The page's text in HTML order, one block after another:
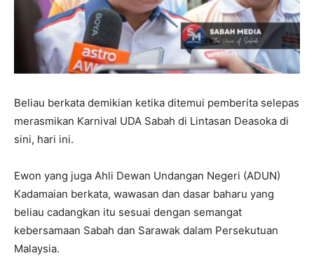
Beliau berkata demikian ketika ditemui pemberita selepas
merasmikan Karnival UDA Sabah di Lintasan Deasoka di
sini, hari ini.
Ewon yang juga Ahli Dewan Undangan Negeri (ADUN)
Kadamaian berkata, wawasan dan dasar baharu yang
beliau cadangkan itu sesuai dengan semangat
kebersamaan Sabah dan Sarawak dalam Persekutuan
Malaysia.